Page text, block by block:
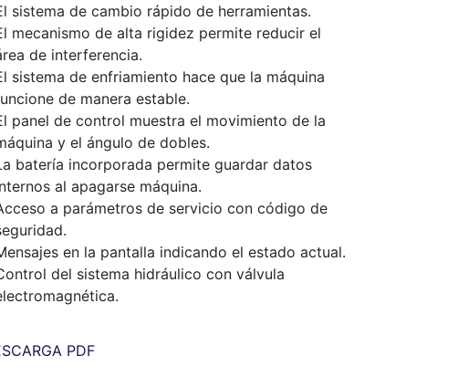
sistema de cambio rápido de herramientas.
mecanismo de alta rigidez permite reducir el
de interferencia.
sistema de enfriamiento hace que la máquina
de manera estable.
panel de control muestra el movimiento de la
y el ángulo de dobles.
batería incorporada permite guardar datos
al apagarse máquina.
a parámetros de servicio con código de
en la pantalla indicando el estado actual.
del sistema hidráulico con válvula
PDF